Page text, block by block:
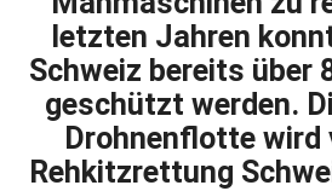
letzten Jahren
Schweiz bereits über
geschützt werden.
Drohnenflotte wird
Rehkitzrettung